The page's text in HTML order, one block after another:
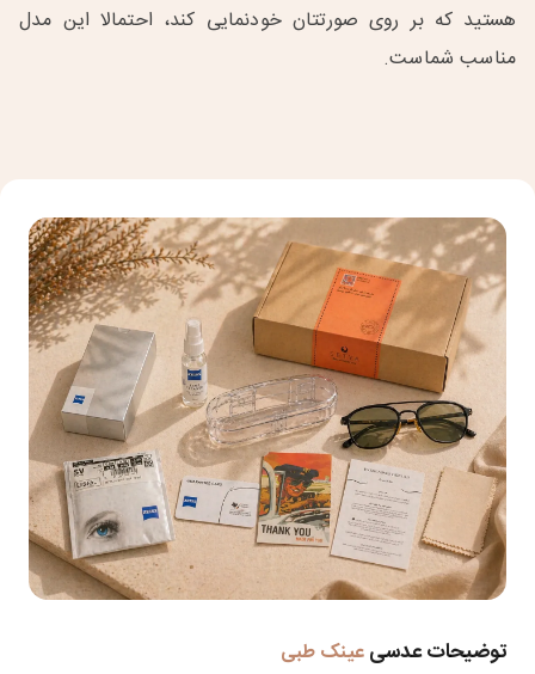
هستید که بر روی صورتتان خودنمایی کند، احتمالا این مدل
مناسب شماست.
توضیحات عدسی عینک طبی